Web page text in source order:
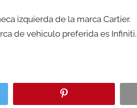
izquierda de la marca Cartier.
de vehiculo preferida es Infiniti.